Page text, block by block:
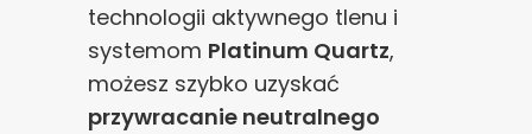
technologii aktywnego tlenu i
systemom Platinum Quartz,
możesz szybko uzyskać
przywracanie neutralnego